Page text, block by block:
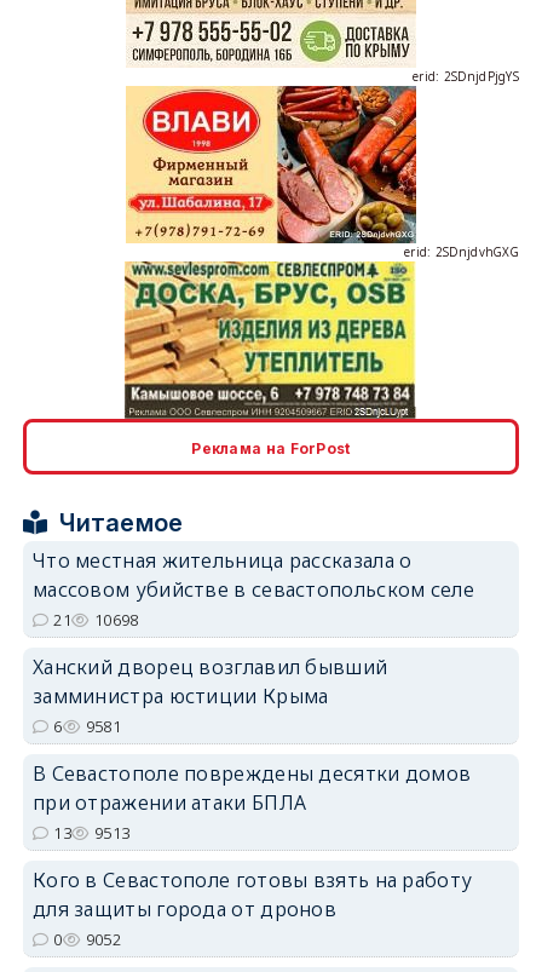
erid: 2SDnjdPjgYS
erid: 2SDnjdvhGXG
erid: 2SDnjcLUypt
erid: 2SDnjdPjgYS
erid: 2SDnjdvhGXG
Реклама на ForPost
Читаемое
Что местная жительница рассказала о
массовом убийстве в севастопольском селе
21 10698
Ханский дворец возглавил бывший
замминистра юстиции Крыма
6 9581
В Севастополе повреждены десятки домов
при отражении атаки БПЛА
13 9513
Кого в Севастополе готовы взять на работу
для защиты города от дронов
0 9052